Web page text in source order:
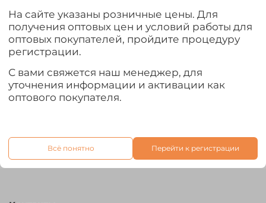
Описание
Аккуратные женские сапоги для зимы из ЭВА. Легкие и
теплые, высотой выше щиколотки, на удобной молнии
и с неброским дизайном и бюджетной ценой!
Утеплитель - искусственный мех!
Характеристики
Отзывы
На сайте указаны розничные цены. Для
получения оптовых цен и условий работы для
оптовых покупателей, пройдите процедуру
регистрации.
С вами свяжется наш менеджер, для
уточнения информации и активации как
оптового покупателя.
Всё понятно Перейти к регистрации